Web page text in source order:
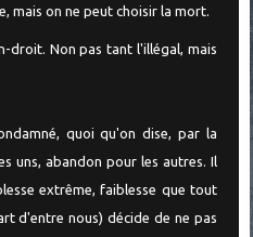
mais on ne peut choisir la mort.
droit. Non pas tant l'illégal, mais
quoi qu'on dise, par la
uns, abandon pour les autres. Il
extrême, faiblesse que tout
d'entre nous) décide de ne pas